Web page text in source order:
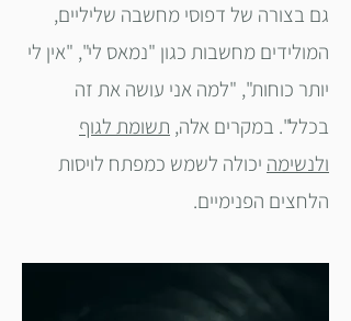
גם בצורה של דפוסי מחשבה שליליים,
המולידים מחשבות כגון "נמאס לי", "אין לי
יותר כוחות", "למה אני עושה את זה
בכלל". במקרים אלה, תשומת לגוף
ולנשימה יכולה לשמש כמפתח לויסות
הלחצים הפנימיים.